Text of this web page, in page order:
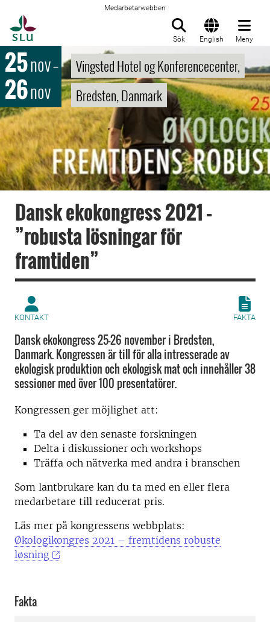
Medarbetarwebben
Sök English Meny
25nov–
26nov
Vingsted Hotel og Konferencecenter,
Bredsten, Danmark
Dansk ekokongress 2021 –
”robusta lösningar för
framtiden”
KONTAKT FAKTA
Dansk ekokongress 25-26 november i Bredsten,
Danmark. Kongressen är till för alla intresserade av
ekologisk produktion och ekologisk mat och innehåller 38
sessioner med över 100 presentatörer.
Kongressen ger möjlighet att:
Ta del av den senaste forskningen
Delta i diskussioner och workshops
Träffa och nätverka med andra i branschen
Som lantbrukare kan du ta med en eller flera
medarbetare till reducerat pris.
Läs mer på kongressens webbplats:
Økologikongres 2021 – fremtidens robuste
løsning
Fakta